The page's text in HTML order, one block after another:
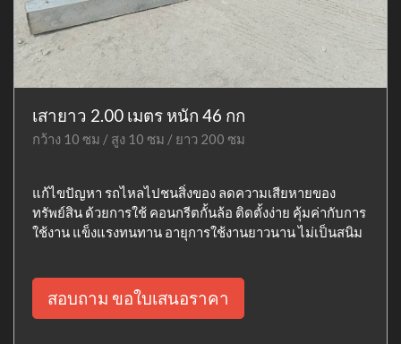
เสายาว 2.00 เมตร หนัก 46 กก
กว้าง 10 ซม / สูง 10 ซม / ยาว 200 ซม
แก้ไขปัญหา รถไหลไปชนสิ่งของ ลดความเสียหายของ
ทรัพย์สิน ด้วยการใช้ คอนกรีตกั้นล้อ ติดตั้งง่าย คุ้มค่ากับการ
ใช้งาน แข็งแรงทนทาน อายุการใช้งานยาวนาน ไม่เป็นสนิม
สอบถาม ขอใบเสนอราคา